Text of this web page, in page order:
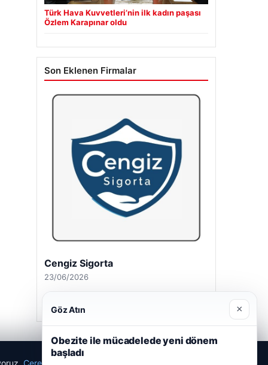
Türk Hava Kuvvetleri’nin ilk kadın paşası
Özlem Karapınar oldu
Son Eklenen Firmalar
Cengiz Sigorta
23/06/2026
Çerez Politikamız
Göz Atın ×
Obezite ile mücadelede yeni dönem
başladı